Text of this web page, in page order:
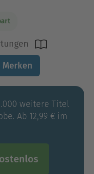
Merken
weitere Titel
Ab 12,99 € im